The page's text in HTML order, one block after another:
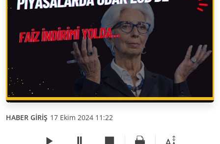
HABER GİRİŞ 17 Ekim 2024 11:22